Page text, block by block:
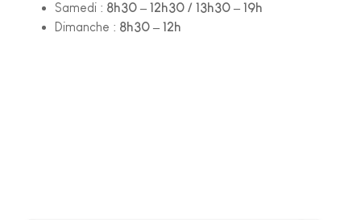
Samedi : 8h30 – 12h30 / 13h30 – 19h
Dimanche : 8h30 – 12h